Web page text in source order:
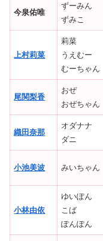
今泉佑唯
ずーみん
ずみこ
上村莉菜
莉菜
うえむー
むーちゃん
尾関梨香
おぜ
おぜちゃん
織田奈那
オダナナ
ダニ
小池美波 みいちゃん
小林由依
ゆいぽん
こば
ぽんぽん